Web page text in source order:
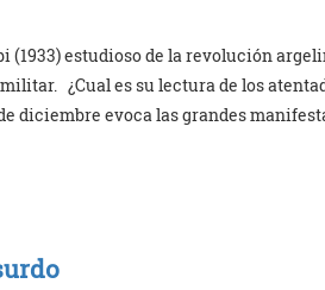
estudioso de la revolución
¿Cual es su lectura de los
diciembre evoca las grandes